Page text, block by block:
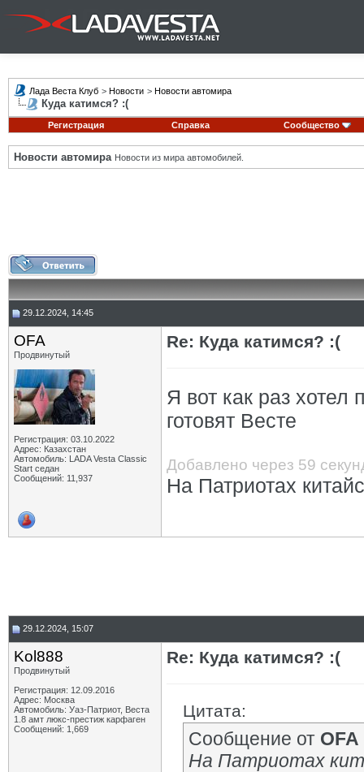
Лада Веста Клуб > Новости > Новости автомира
Куда катимся? :(
Регистрация Справка Сообщество
Новости автомира Новости из мира автомобилей.
29.12.2024, 14:45
OFA
Продвинутый
Регистрация: 03.10.2022
Адрес: Казахстан
Автомобиль: LADA Vesta Classic
Start седан
Сообщений: 11,937
Re: Куда катимся? :(
Я вот как раз хотел
готовят Весте
Добавлено через 59
На Патриотах
29.12.2024, 15:07
Kol888
Продвинутый
Регистрация: 12.09.2016
Адрес: Москва
Автомобиль: Уаз-Патриот, Веста
1.8 амт люкс-престиж карфаген
Сообщений: 1,669
Re: Куда катимся? :(
Цитата:
Сообщение от OFA
На Патриотах